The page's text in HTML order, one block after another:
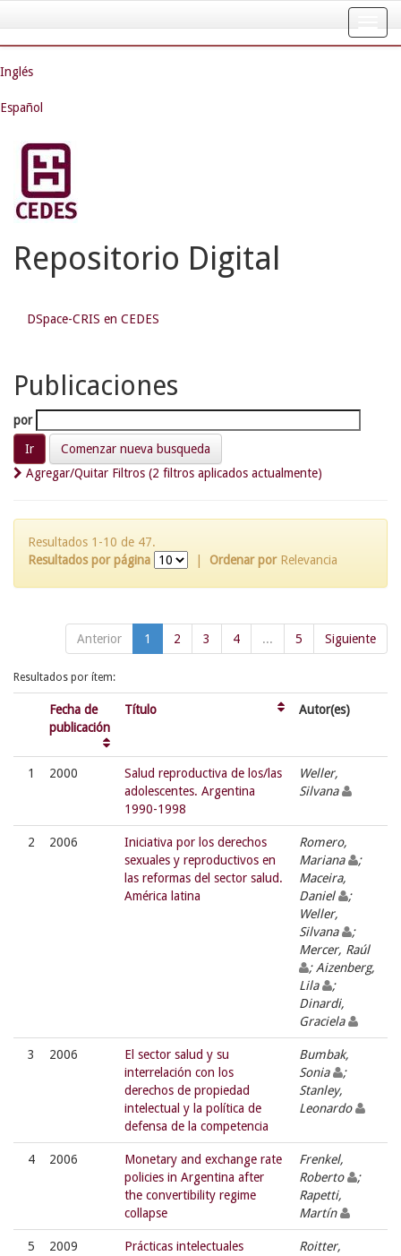
navigation
Inglés
Español
Repositorio Digital
DSpace-CRIS en CEDES
Publicaciones
por
Comenzar nueva busqueda
Agregar/Quitar Filtros (2 filtros aplicados actualmente)
Resultados 1-10 de 47.
Resultados por página
Ordenar por Relevancia
Anterior 1 2 3 4 ... 5 Siguiente
Resultados por ítem:
Fecha de
publicación
Título Autor(es)
1 2000
Salud reproductiva de los/las
adolescentes. Argentina
1990-1998
Weller,
Silvana
2 2006
Iniciativa por los derechos
sexuales y reproductivos en
las reformas del sector salud.
América latina
Romero,
Mariana
;
Maceira,
Daniel
;
Weller,
Silvana
;
Mercer, Raúl
; Aizenberg,
Lila
;
Dinardi,
Graciela
3 2006
El sector salud y su
interrelación con los
derechos de propiedad
intelectual y la política de
defensa de la competencia
Bumbak,
Sonia
;
Stanley,
Leonardo
4 2006
Monetary and exchange rate
policies in Argentina after
the convertibility regime
collapse
Frenkel,
Roberto
;
Rapetti,
Martín
5 2009
Prácticas intelectuales
Roitter,